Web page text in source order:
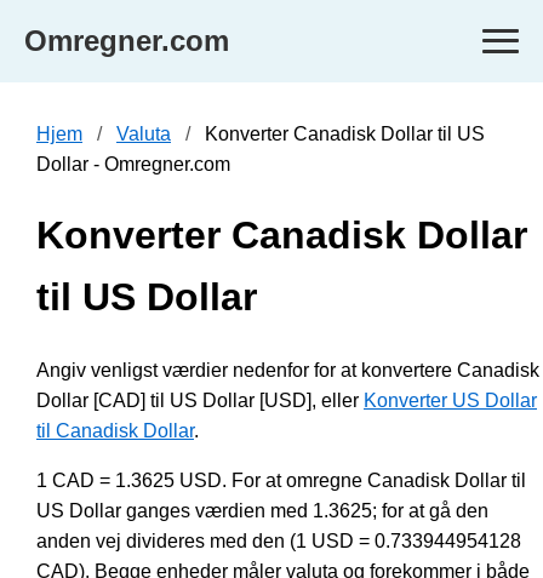
Omregner.com
Hjem Valuta
Konverter Canadisk Dollar til US
Dollar - Omregner.com
Konverter Canadisk Dollar
til US Dollar
Angiv venligst værdier nedenfor for at konvertere Canadisk
Dollar [CAD] til US Dollar [USD], eller Konverter US Dollar
til Canadisk Dollar.
1 CAD = 1.3625 USD. For at omregne Canadisk Dollar til
US Dollar ganges værdien med 1.3625; for at gå den
anden vej divideres med den (1 USD = 0.733944954128
CAD). Begge enheder måler valuta og forekommer i både